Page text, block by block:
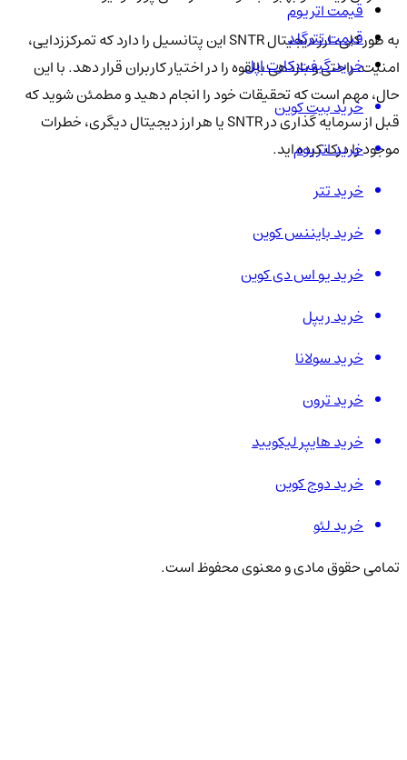
به طور کلی، ارز دیجیتال SNTR این پتانسیل را دارد که تمرکززدایی،
امنیت، راحتی و بازدهی بالقوه را در اختیار کاربران قرار دهد. با این
حال، مهم است که تحقیقات خود را انجام دهید و مطمئن شوید که
قبل از سرمایه گذاری در SNTR یا هر ارز دیجیتال دیگری، خطرات
موجود را درک کرده اید.
قیمت اتریوم
قیمت تترگلد
خرید گیفت کارت اپل
خرید بیت کوین
خرید اتریوم
خرید تتر
خرید بایننس کوین
خرید یو اس دی کوین
خرید ریپل
خرید سولانا
خرید ترون
خرید هایپر لیکویید
خرید دوج کوین
خرید لئو
تمامی حقوق مادی و معنوی محفوظ است.